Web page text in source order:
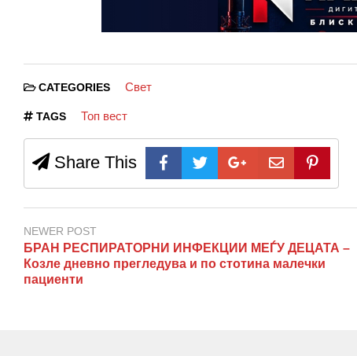
CATEGORIES Свет
TAGS Топ вест
Share This
NEWER POST
БРАН РЕСПИРАТОРНИ ИНФЕКЦИИ МЕЃУ ДЕЦАТА –
Козле дневно прегледува и по стотина малечки
пациенти